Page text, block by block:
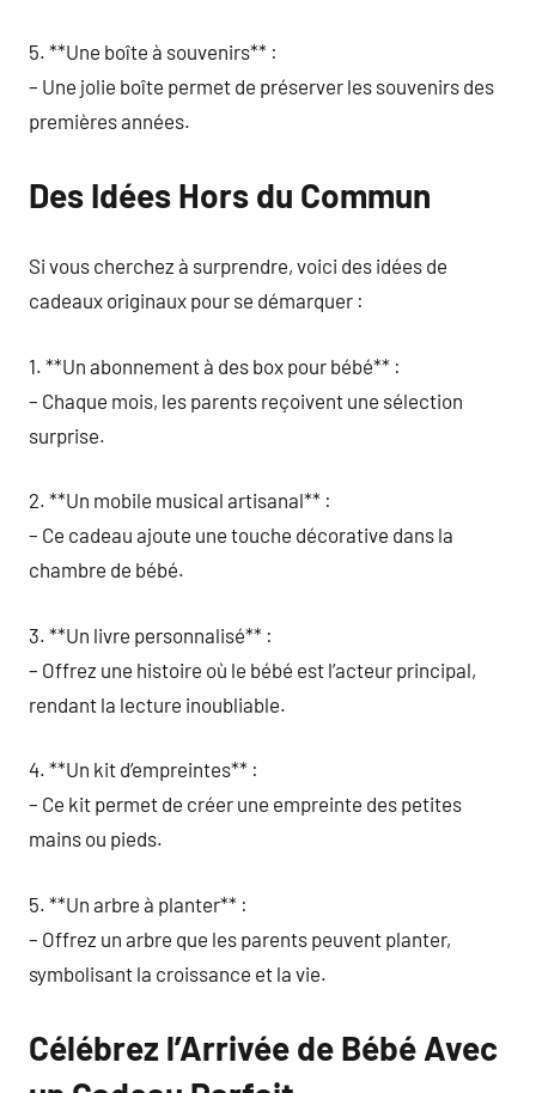
5. **Une boîte à souvenirs** :
– Une jolie boîte permet de préserver les souvenirs des
premières années.
Des Idées Hors du Commun
Si vous cherchez à surprendre, voici des idées de
cadeaux originaux pour se démarquer :
1. **Un abonnement à des box pour bébé** :
– Chaque mois, les parents reçoivent une sélection
surprise.
2. **Un mobile musical artisanal** :
– Ce cadeau ajoute une touche décorative dans la
chambre de bébé.
3. **Un livre personnalisé** :
– Offrez une histoire où le bébé est l’acteur principal,
rendant la lecture inoubliable.
4. **Un kit d’empreintes** :
– Ce kit permet de créer une empreinte des petites
mains ou pieds.
5. **Un arbre à planter** :
– Offrez un arbre que les parents peuvent planter,
symbolisant la croissance et la vie.
Célébrez l’Arrivée de Bébé Avec